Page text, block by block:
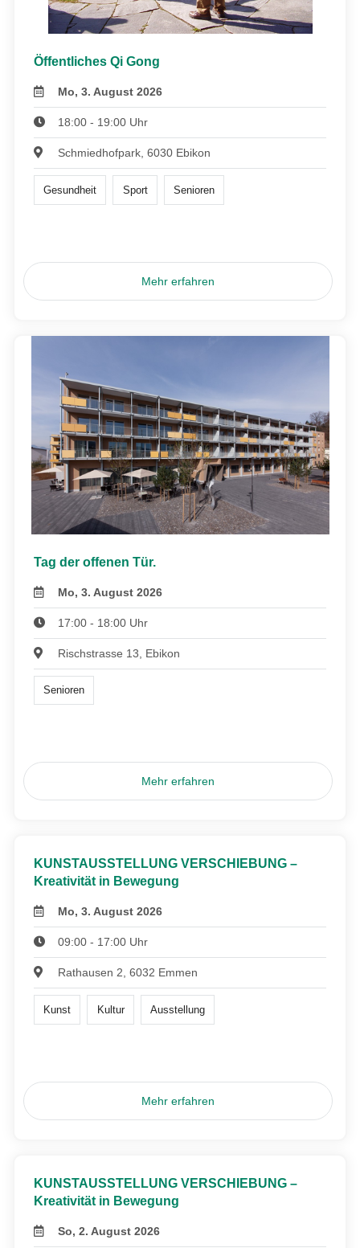
Öffentliches Qi Gong
Mo, 3. August 2026
18:00 - 19:00 Uhr
Schmiedhofpark, 6030 Ebikon
Gesundheit Sport Senioren
Mehr erfahren
Tag der offenen Tür.
Mo, 3. August 2026
17:00 - 18:00 Uhr
Rischstrasse 13, Ebikon
Senioren
Mehr erfahren
KUNSTAUSSTELLUNG VERSCHIEBUNG –
Kreativität in Bewegung
Mo, 3. August 2026
09:00 - 17:00 Uhr
Rathausen 2, 6032 Emmen
Kunst Kultur Ausstellung
Mehr erfahren
KUNSTAUSSTELLUNG VERSCHIEBUNG –
Kreativität in Bewegung
So, 2. August 2026